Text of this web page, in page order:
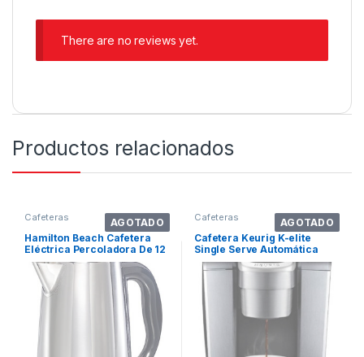
There are no reviews yet.
Productos relacionados
AGOTADO
Cafeteras
Hamilton Beach Cafetera
Eléctrica Percoladora De 12
Tazas,. Color Stainless Steel
AGOTADO
Cafeteras
Cafetera Keurig K-elite
Single Serve Automática
Brushed Silver Para
Cápsulas Monodosis 110v